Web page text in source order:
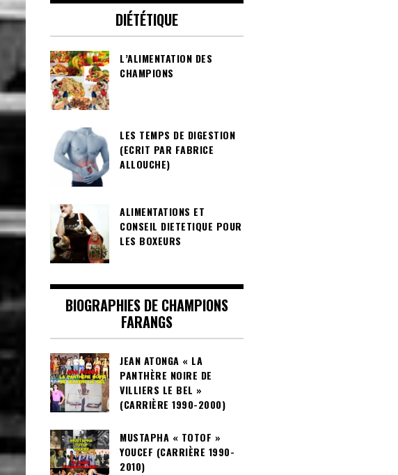
DIÉTÉTIQUE
L’ALIMENTATION DES
CHAMPIONS
LES TEMPS DE DIGESTION
(ECRIT PAR FABRICE
ALLOUCHE)
ALIMENTATIONS ET
CONSEIL DIETETIQUE POUR
LES BOXEURS
BIOGRAPHIES DE CHAMPIONS
FARANGS
JEAN ATONGA « LA
PANTHÈRE NOIRE DE
VILLIERS LE BEL »
(CARRIÈRE 1990-2000)
MUSTAPHA « TOTOF »
YOUCEF (CARRIÈRE 1990-
2010)